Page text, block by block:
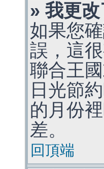
» 我更
如果您
誤，這
聯合王
日光節
的月份
差。
回頂端